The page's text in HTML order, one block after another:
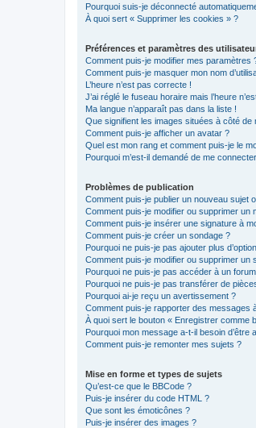
Pourquoi suis-je déconnecté
À quoi sert « Supprimer les cookies » ?
Préférences et paramètres des
Comment puis-je modifier mes paramètres
Comment puis-je masquer mon nom
L’heure n’est pas correcte !
J’ai réglé le fuseau horaire mais l’heure
Ma langue n’apparaît pas dans la liste !
Que signifient les images situées à côté de
Comment puis-je afficher un avatar ?
Quel est mon rang et comment puis-je le
Pourquoi m’est-il demandé de me
Problèmes de publication
Comment puis-je publier un nouveau sujet
Comment puis-je modifier ou supprimer un
Comment puis-je insérer une signature à
Comment puis-je créer un sondage ?
Pourquoi ne puis-je pas ajouter plus
Comment puis-je modifier ou supprimer un
Pourquoi ne puis-je pas accéder à un
Pourquoi ne puis-je pas transférer de
Pourquoi ai-je reçu un avertissement ?
Comment puis-je rapporter des messages
À quoi sert le bouton « Enregistrer comme
Pourquoi mon message a-t-il besoin d’être
Comment puis-je remonter mes sujets ?
Mise en forme et types de sujets
Qu’est-ce que le BBCode ?
Puis-je insérer du code HTML ?
Que sont les émoticônes ?
Puis-je insérer des images ?